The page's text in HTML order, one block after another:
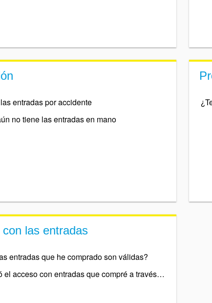
entradas por accidente
no tiene las entradas en mano
con las entradas
entradas que he comprado son válidas?
Se me denegó el acceso con entradas que compré a través de Twickets